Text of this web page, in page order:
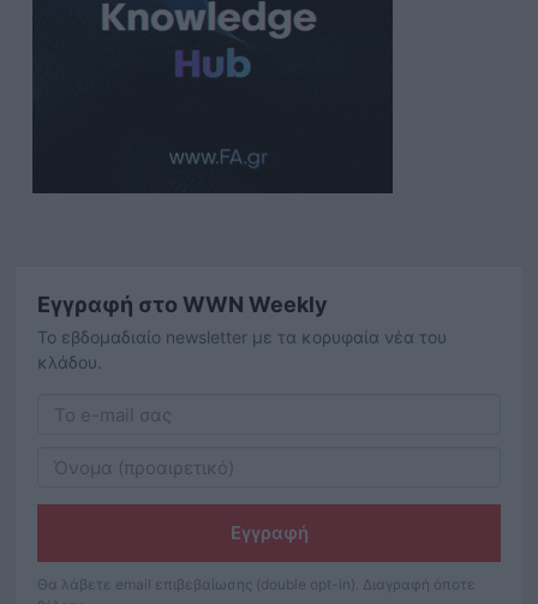
Εγγραφή στο WWN Weekly
Το εβδομαδιαίο newsletter με τα κορυφαία νέα του
κλάδου.
Εγγραφή
Θα λάβετε email επιβεβαίωσης (double opt-in). Διαγραφή όποτε